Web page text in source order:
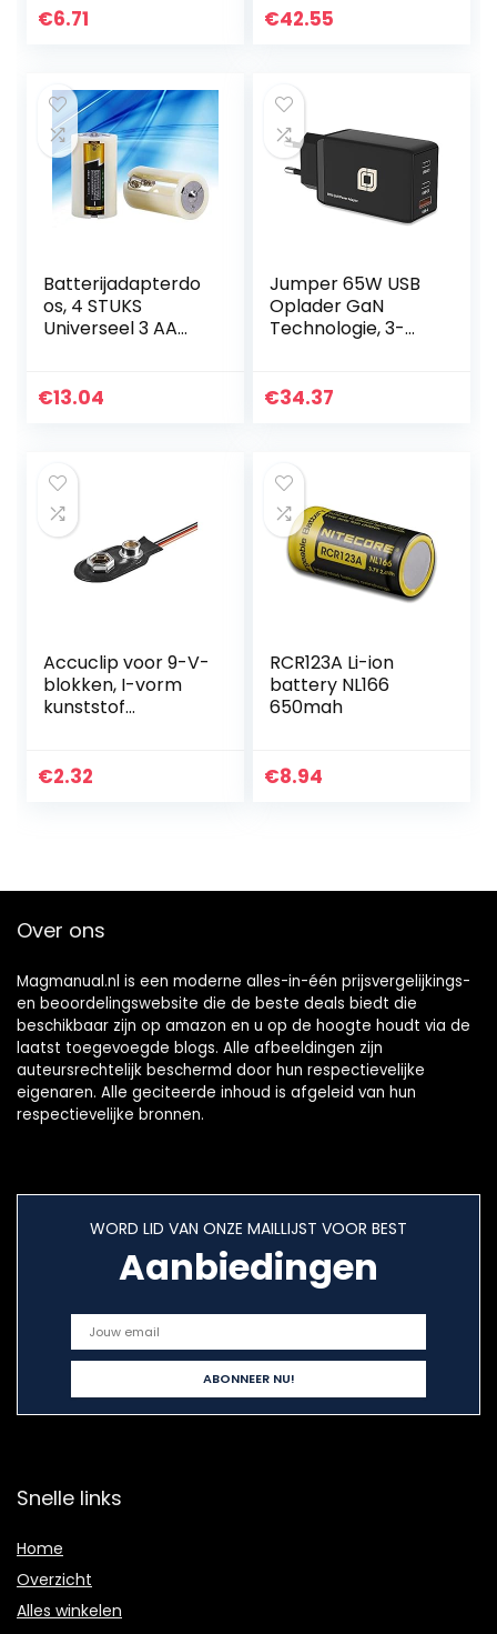
€6.71 €42.55
Batterijadapterdo
os, 4 STUKS
Universeel 3 AA
batterijomvormer
€13.04
Jumper 65W USB
Oplader GaN
Technologie, 3-
oplaadadapter/vo
€34.37
Accuclip voor 9-V-
blokken, I-vorm
kunststof
€2.32
RCR123A Li-ion
battery NL166
650mah
€8.94
Over ons
Magmanual.nl is een moderne alles-in-één prijsvergelijkings-
en beoordelingswebsite die de beste deals biedt die
beschikbaar zijn op amazon en u op de hoogte houdt via de
laatst toegevoegde blogs. Alle afbeeldingen zijn
auteursrechtelijk beschermd door hun respectievelijke
eigenaren. Alle geciteerde inhoud is afgeleid van hun
respectievelijke bronnen.
WORD LID VAN ONZE MAILLIJST VOOR BEST
Aanbiedingen
Snelle links
Home
Overzicht
Alles winkelen